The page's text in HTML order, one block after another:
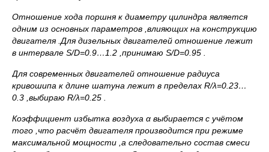
Отношение хода поршня к диаметру цилиндра является
одним из основных параметров ,влияющих на конструкцию
двигателя .Для дизельных двигателей отношение лежит
в интервале S/D=0.9…1.2 ,принимаю S/D=0.95 .
Для современных двигателей отношение радиуса
кривошипа к длине шатуна лежит в пределах R/λ=0.23…
0.3 ,выбираю R/λ=0.25 .
Коэффициент избытка воздуха α выбирается с учётом
того ,что расчёт двигателя производится при режиме
максимальной мощности ,а следовательно состав смеси